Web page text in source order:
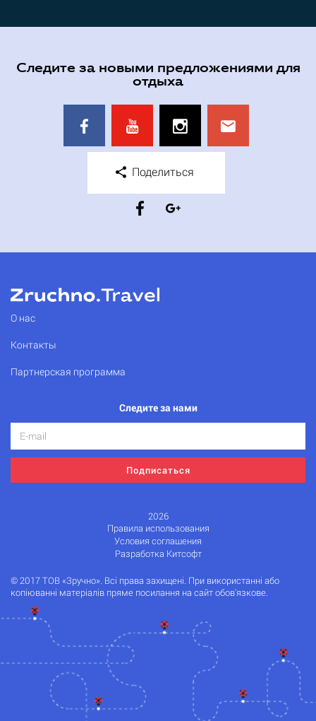
Следите за новыми предложениями для
отдыха
Поделиться
О нас
Контакты
Партнерская программа
Следите за нами
Подписаться
2026
Правила использования
Условия соглашения
Разработка Китсофт
© 2017 ТОВ «Зручно». Всі права захищені. При використанні або
копіюванні матеріалів пряме посилання на сайт обов'язкове.